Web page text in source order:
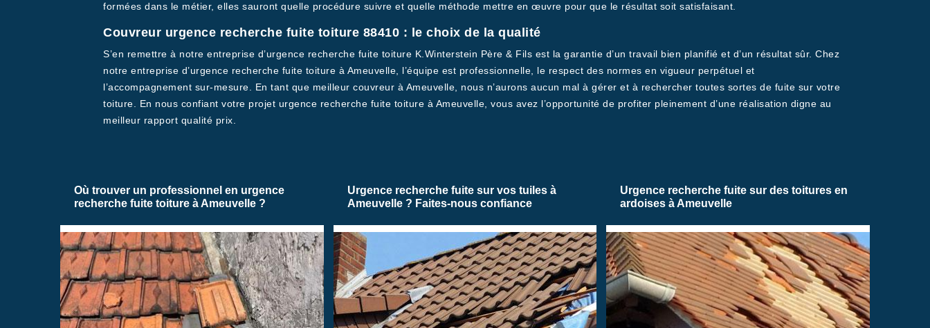
formées dans le métier, elles sauront quelle procédure suivre et quelle méthode mettre en œuvre pour que le résultat soit satisfaisant.
Couvreur urgence recherche fuite toiture 88410 : le choix de la qualité
S’en remettre à notre entreprise d’urgence recherche fuite toiture K.Winterstein Père & Fils est la garantie d’un travail bien planifié et d’un résultat sûr. Chez
notre entreprise d’urgence recherche fuite toiture à Ameuvelle, l’équipe est professionnelle, le respect des normes en vigueur perpétuel et
l’accompagnement sur-mesure. En tant que meilleur couvreur à Ameuvelle, nous n’aurons aucun mal à gérer et à rechercher toutes sortes de fuite sur votre
toiture. En nous confiant votre projet urgence recherche fuite toiture à Ameuvelle, vous avez l’opportunité de profiter pleinement d’une réalisation digne au
meilleur rapport qualité prix.
Où trouver un professionnel en urgence
recherche fuite toiture à Ameuvelle ?
Urgence recherche fuite sur vos tuiles à
Ameuvelle ? Faites-nous confiance
Urgence recherche fuite sur des toitures en
ardoises à Ameuvelle